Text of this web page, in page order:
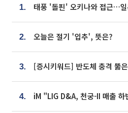
1.
2. 오늘은 절기 '입추', 뜻은?
3.
4.